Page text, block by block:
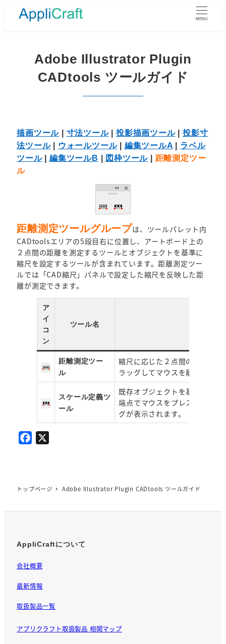
MENU
Adobe Illustrator Plugin
CADtools ツールガイド
描画ツール 寸法ツール|投影描画ツール|投影寸
法ツール| ウォールツール| 編集ツールA
ラベル
ツール| 編集ツールB 図枠ツール
距離測定ツー
ル
距離測定ツールグループは、ツールパレット内
CADtoolsエリアの5段目右に位置し、アートボード上の
２点間の距離を測定するツールとオブジェクトを基準に
縮尺を設定するツールが含まれています。距離測定ツー
ルでは「CAD縮尺」パネルで設定した縮尺を反映した距
離が測定できます。
ア
イ
コ
ン
ツール名
距離測定ツー
ル
縮尺に応じた２点間の距離を
ラッグしてマウスを離します
スケール定義ツ
ール
既存オブジェクトを基準に縮
端点でマウスをプレス、ドラ
グが表⽰されます。
b
トップページ Adobe Illustrator Plugin CADtools ツールガイド
AppliCraftについて
会社概要
最新情報
取扱製品一覧
アプリクラフト取扱製品 相関マップ